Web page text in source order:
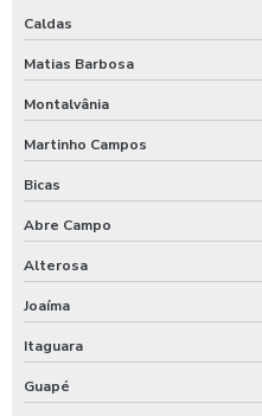
Caldas
Matias Barbosa
Montalvânia
Martinho Campos
Bicas
Abre Campo
Alterosa
Joaíma
Itaguara
Guapé